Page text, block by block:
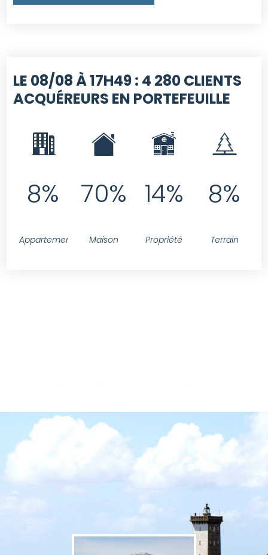
LE 08/08 À 17H49 : 4 280 CLIENTS
ACQUÉREURS EN PORTEFEUILLE
8%
Appartement
70%
Maison
14%
Propriété
8%
Terrain